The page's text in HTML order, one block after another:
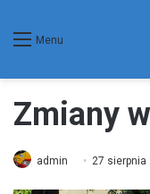
Menu
Zmiany
admin 27 sierpnia